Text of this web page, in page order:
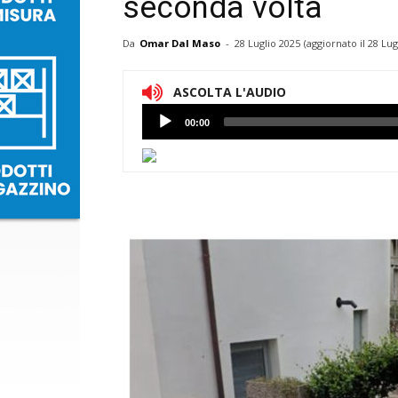
seconda volta
Da Omar Dal Maso - 28 Luglio 2025 (aggiornato il 28
ASCOLTA L'AUDIO
Lettore
Audio
00:00